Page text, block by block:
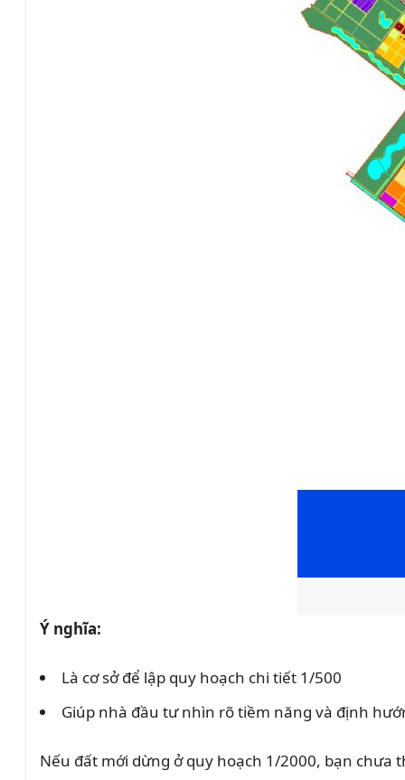
Ý nghĩa:
Là cơ sở để lập quy hoạch chi tiết 1/500
Giúp nhà đầu tư nhìn rõ tiềm năng và định
Nếu đất mới dừng ở quy hoạch 1/2000, bạn chưa